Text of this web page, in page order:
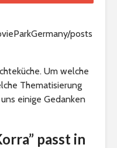
posts
Um welche
Thematisierung
einige Gedanken
passt in